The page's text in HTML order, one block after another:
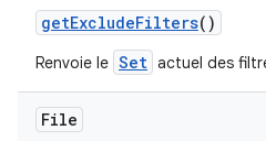
getExcludeFilters()
Renvoie le Set actuel des
File